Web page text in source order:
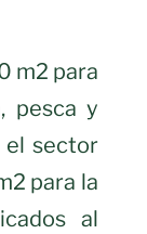
m2 para
pesca y
el sector
para la
al